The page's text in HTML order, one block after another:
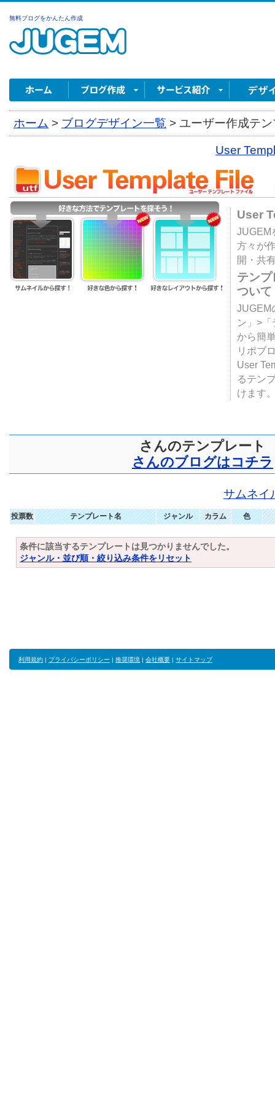
無料ブログをかんたん作成
ホーム > ブログデザイン一覧 > ユーザー作成テ
User
User
JUGEM
方々が
開・共
テン
ついて
JUGEM
ン」>
から簡
リポブ
User
るテン
けます
さんのテンプレート
さんのブログはコチラ
サムネイ
投票数 テンプレート名 ジャンル カラム 色
条件に該当するテンプレートは見つかりませんでした。
ジャンル・並び順・絞り込み条件をリセット
利用規約 | プライバシーポリシー | 推奨環境 | 会社概要 | サイトマップ